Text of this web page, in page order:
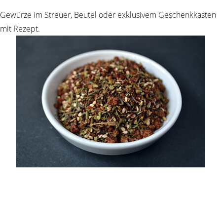
Gewürze im Streuer, Beutel oder exklusivem Geschenkkasten
mit Rezept.